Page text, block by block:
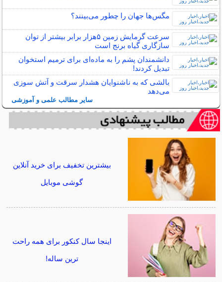
مگس‌ها جهان را چطور می‌بینند؟
سرعت گرمایش زمین ۵هزار برابر بیشتر از توان
سازگاری گیاه برنج است
دانشمندان پشم را به ماده‌ای برای ترمیم استخوان
تبدیل کردند!
بالشی که به ناشنوایان هشدار سرقت و آتش سوزی
می‌دهد
سایر مطالب علمی و آموزشی
بیشترین تخفیف برای خرید آنلاین
گوشی موبایل
اینجا سال کنکور برای همه راحت
ترین ساله!